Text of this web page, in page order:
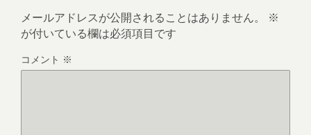
メールアドレスが公開されることはありません。
※
が付いている欄は必須項目です
コメント ※